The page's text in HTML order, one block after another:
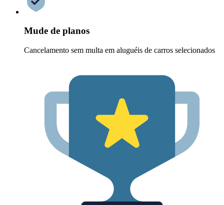
Mude de planos
Cancelamento sem multa em aluguéis de carros selecionados